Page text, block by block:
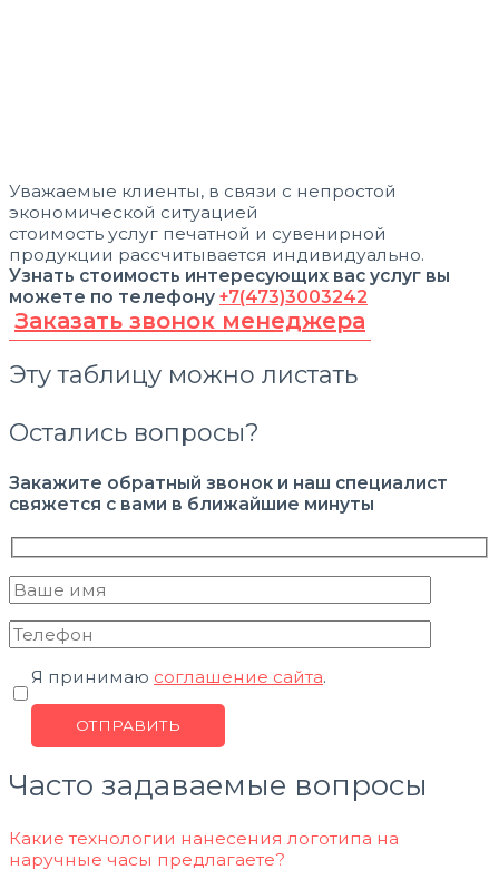
Уважаемые клиенты, в связи с непростой
экономической ситуацией
стоимость услуг печатной и сувенирной
продукции рассчитывается индивидуально.
Узнать стоимость интересующих вас услуг вы
можете по телефону +7(473)3003242
Заказать звонок менеджера
Эту таблицу можно листать
Остались вопросы?
Закажите обратный звонок и наш специалист
свяжется с вами в ближайшие минуты
Я принимаю соглашение сайта.
Часто задаваемые вопросы
Какие технологии нанесения логотипа на
наручные часы предлагаете?